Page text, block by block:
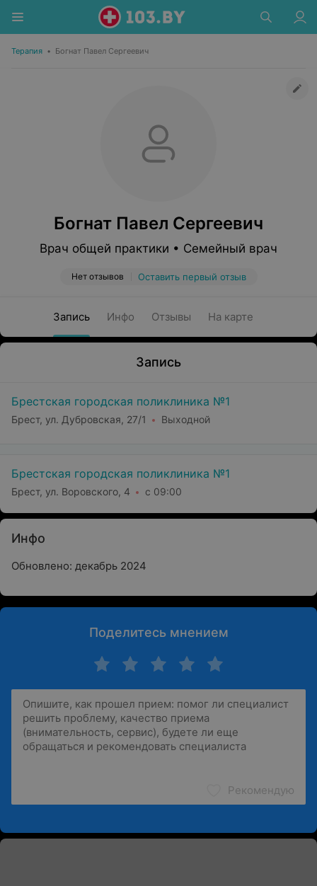
Терапия • Богнат Павел Сергеевич
Богнат Павел Сергеевич
Врач общей практики • Семейный врач
Нет отзывов Оставить первый отзыв
Запись Инфо Отзывы На карте
Запись
Брестская городская поликлиника №1
Брест, ул. Дубровская, 27/1 Выходной
Брестская городская поликлиника №1
Брест, ул. Воровского, 4 с 09:00
Инфо
Обновлено: декабрь 2024
Поделитесь мнением
Рекомендую